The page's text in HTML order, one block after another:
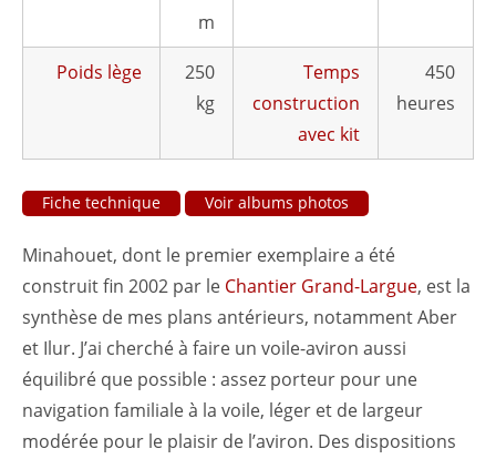
m
Poids lège
250
kg
Temps
construction
avec kit
450
heures
Fiche technique Voir albums photos
Minahouet, dont le premier exemplaire a été
construit fin 2002 par le Chantier Grand-Largue, est la
synthèse de mes plans antérieurs, notamment Aber
et Ilur. J’ai cherché à faire un voile-aviron aussi
équilibré que possible : assez porteur pour une
navigation familiale à la voile, léger et de largeur
modérée pour le plaisir de l’aviron. Des dispositions